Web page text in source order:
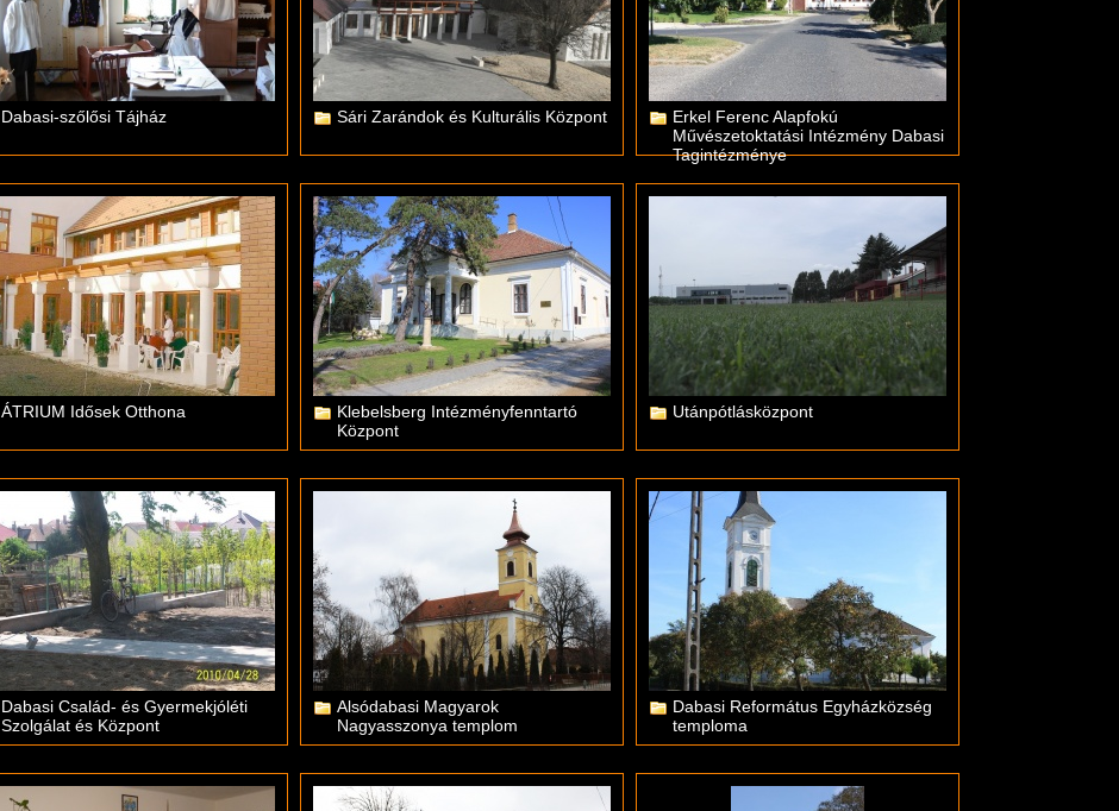
Dabasi-szőlősi Tájház Sári Zarándok és Kulturális Központ
Erkel Ferenc Alapfokú
Művészetoktatási Intézmény Dabasi
Tagintézménye
ÁTRIUM Idősek Otthona
Klebelsberg Intézményfenntartó
Központ
Utánpótlásközpont
Dabasi Család- és Gyermekjóléti
Szolgálat és Központ
Alsódabasi Magyarok
Nagyasszonya templom
Dabasi Református Egyházközség
temploma